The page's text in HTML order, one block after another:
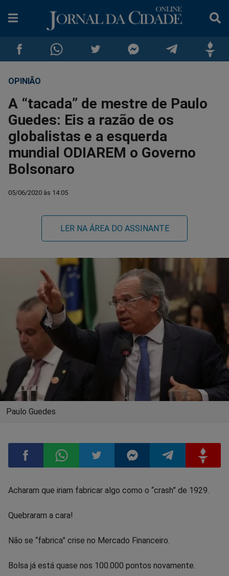
Compartilhar
no
Facebook
Compartilhar
no
Whatsapp
no
Twitter
no
Messenger
no
Telegram
no
OPINIÃO
A “tacada” de mestre de Paulo
Guedes: Eis a razão de os
globalistas e a esquerda
mundial ODIAREM o Governo
Bolsonaro
05/06/2020 às 14:05
LER NA ÁREA DO ASSINANTE
Paulo Guedes
Compartilhar
no
Facebook
Compartilhar
no
Whatsapp
Compartilhar
Twitter
Compartilhar
Messenger
Compartilhar
Telegram
Acharam que iriam fabricar algo como o “crash” de 1929.
Quebraram a cara!
Não se “fabrica” crise no Mercado Financeiro.
Bolsa já está quase nos 100.000 pontos novamente.